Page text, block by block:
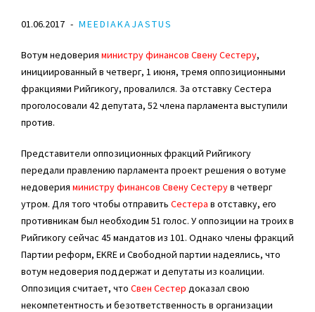
01.06.2017 MEEDIAKAJASTUS
Вотум недоверия министру финансов Свену Сестеру,
инициированный в четверг, 1 июня, тремя оппозиционными
фракциями Рийгикогу, провалился. За отставку Сестера
проголосовали 42 депутата, 52 члена парламента выступили
против.
Представители оппозиционных фракций Рийгикогу
передали правлению парламента проект решения о вотуме
недоверия министру финансов Свену Сестерув четверг
утром. Для того чтобы отправить Сестера в отставку, его
противникам был необходим 51 голос. У оппозиции на троих в
Рийгикогу сейчас 45 мандатов из 101. Однако члены фракций
Партии реформ, EKRE и Свободной партии надеялись, что
вотум недоверия поддержат и депутаты из коалиции.
Оппозиция считает, что Свен Сестер доказал свою
некомпетентность и безответственность в организации